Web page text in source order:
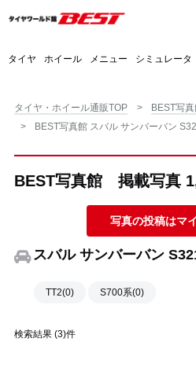
タイヤ ホイール メニュー シミュレータ
タイヤ・ホイール通販TOP
BEST写
BEST写真館 スバル サンバーバン
BEST写真館 掲載写真
写真の投稿はマ
スバル サンバーバン
TT2(0) S700系(0)
検索結果 (3)件